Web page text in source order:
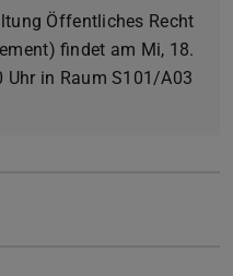
Öffentliches Recht
findet am Mi, 18.
Uhr in Raum S101/A03